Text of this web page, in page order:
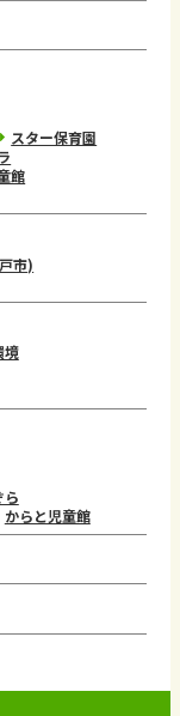
スター保育園
館
市)
境
ら
からと児童館